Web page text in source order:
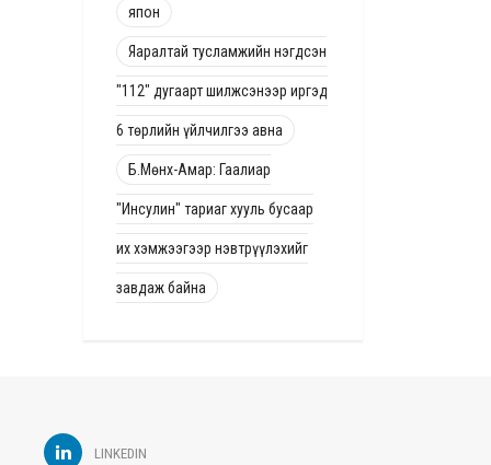
япон
Яаралтай тусламжийн нэгдсэн
"112" дугаарт шилжсэнээр иргэд
6 төрлийн үйлчилгээ авна
Б.Мөнх-Амар: Гаалиар
"Инсулин" тариаг хууль бусаар
их хэмжээгээр нэвтрүүлэхийг
завдаж байна
LINKEDIN